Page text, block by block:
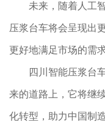
未来，随着人工
压浆台车将会呈现出
更好地满足市场的需
四川智能压浆台
来的道路上，它将继
化转型，助力中国制造